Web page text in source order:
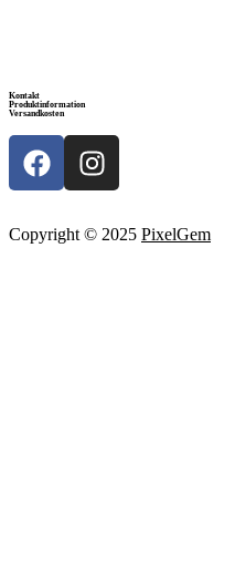
Kontakt
Produktinformation
Versandkosten
Copyright © 2025 PixelGem